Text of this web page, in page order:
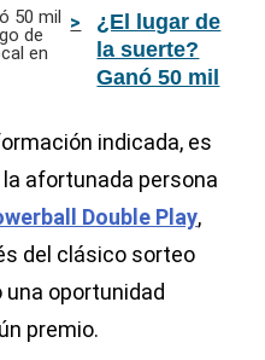
¿El lugar de
la suerte?
Ganó 50 mil
el
Powerball
luego de
comprar su
boleto en
en Arizona
indicada, es
afortunada persona
Double Play,
del clásico sorteo
una oportunidad
premio.